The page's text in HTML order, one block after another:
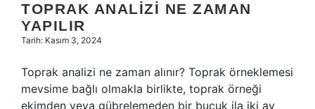
TOPRAK ANALIZI NE ZAMAN
YAPILIR
Tarih: Kasım 3, 2024
Toprak analizi ne zaman alınır? Toprak örneklemesi
mevsime bağlı olmakla birlikte, toprak örneği
ekimden veya gübrelemeden bir buçuk ila iki ay